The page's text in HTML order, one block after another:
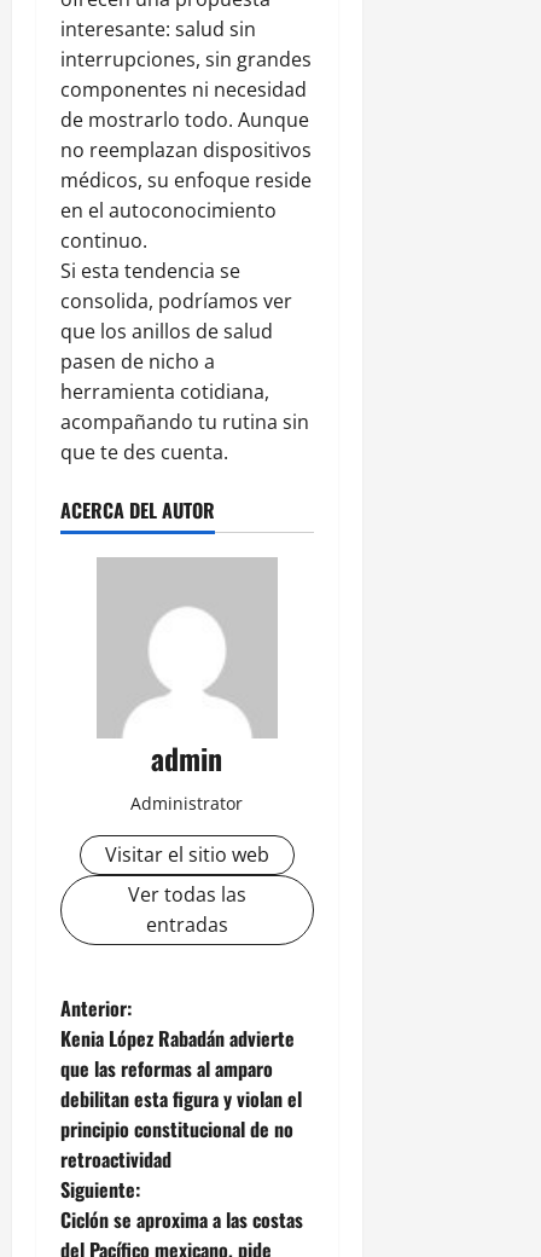
interesante: salud sin
interrupciones, sin grandes
componentes ni necesidad
de mostrarlo todo. Aunque
no reemplazan dispositivos
médicos, su enfoque reside
en el autoconocimiento
continuo.
Si esta tendencia se
consolida, podríamos ver
que los anillos de salud
pasen de nicho a
herramienta cotidiana,
acompañando tu rutina sin
que te des cuenta.
ACERCA DEL AUTOR
admin
Administrator
Visitar el sitio web
Ver todas las
entradas
N
a
v
e
g
Anterior:
Kenia López Rabadán advierte
que las reformas al amparo
debilitan esta figura y violan el
principio constitucional de no
retroactividad
Siguiente:
Ciclón se aproxima a las costas
del Pacífico mexicano, pide